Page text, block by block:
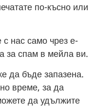
по-късно или
нас само чрез е-
за спам в мейла ви.
да бъде запазена.
време, за да
да удължите